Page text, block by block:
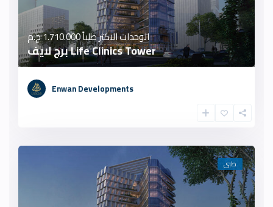
الوحدات الاكثر طلباً1.710.000 ج.م
Life Clinics Tower برج لايف
Enwan Developments
طبى